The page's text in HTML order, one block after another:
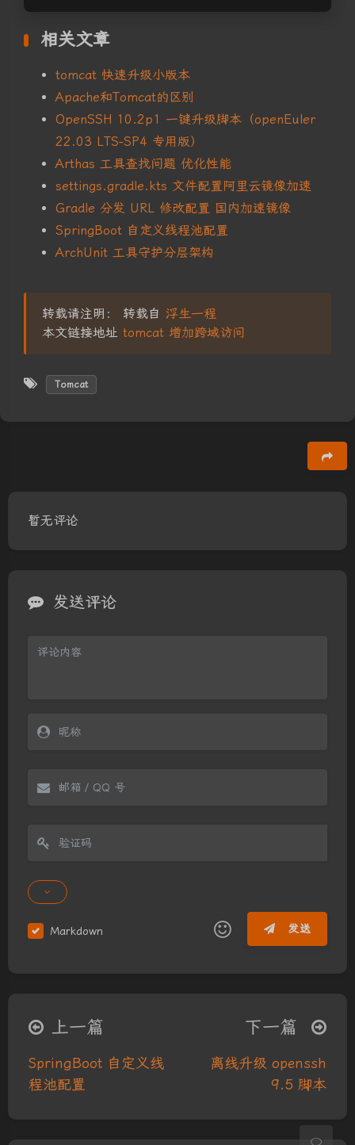
夜间模式
Sans Serif
相关文章
tomcat 快速升级小版本
Apache和Tomcat的区别
OpenSSH 10.2p1 一键升级脚本（openEuler
22.03 LTS-SP4 专用版）
Arthas 工具查找问题 优化性能
settings.gradle.kts 文件配置阿里云镜像加速
Gradle 分发 URL 修改配置 国内加速镜像
SpringBoot 自定义线程池配置
ArchUnit 工具守护分层架构
转载请注明： 转载自 浮生一程
本文链接地址 tomcat 增加跨域访问
Tomcat
暂无评论
发送评论
Markdown 发送
∠( ᐛ 」∠)＿
୧(๑•̀⌄•́๑)૭ (ノ°ο°)ノ
(´இ皿இ｀)
上一篇
SpringBoot 自定义线
程池配置
下一篇
离线升级 openssh
9.5 脚本